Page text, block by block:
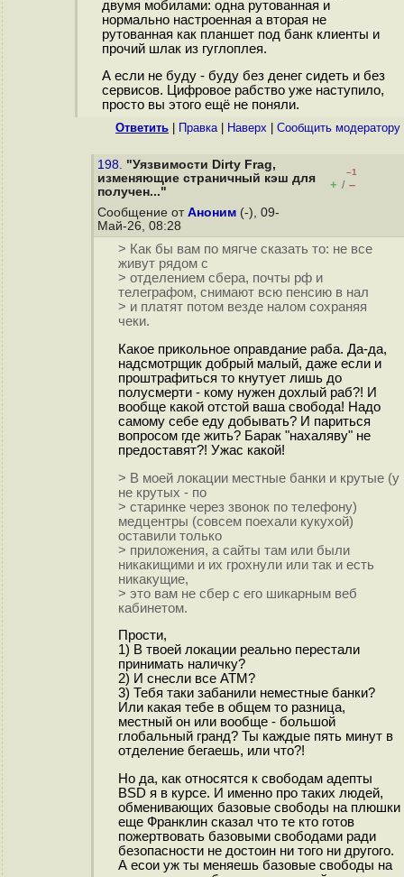
двумя мобилами: одна рутованная и
нормально настроенная а вторая не
рутованная как планшет под банк клиенты и
прочий шлак из гуглоплея.
А если не буду - буду без денег сидеть и без
сервисов. Цифровое рабство уже наступило,
просто вы этого ещё не поняли.
Ответить Правка| Наверх Cообщить модератору
198. "Уязвимости Dirty Frag,
изменяющие страничный кэш для
получен..."
–1
+ / –
Сообщение от Аноним (-), 09-
Май-26, 08:28
> Как бы вам по мягче сказать то: не все
живут рядом с
> отделением сбера, почты рф и
телеграфом, снимают всю пенсию в нал
> и платят потом везде налом сохраняя
чеки.
Какое прикольное оправдание раба. Да-да,
надсмотрщик добрый малый, даже если и
проштрафиться то кнутует лишь до
полусмерти - кому нужен дохлый раб?! И
вообще какой отстой ваша свобода! Надо
самому себе еду добывать? И париться
вопросом где жить? Барак "нахаляву" не
предоставят?! Ужас какой!
> В моей локации местные банки и крутые (у
не крутых - по
> старинке через звонок по телефону)
медцентры (совсем поехали кукухой)
оставили только
> приложения, а сайты там или были
никакищими и их грохнули или так и есть
никакущие,
> это вам не сбер с его шикарным веб
кабинетом.
Прости,
1) В твоей локации реально перестали
принимать наличку?
2) И снесли все ATM?
3) Тебя таки забанили неместные банки?
Или какая тебе в общем то разница,
местный он или вообще - большой
глобальный гранд? Ты каждые пять минут в
отделение бегаешь, или что?!
Но да, как относятся к свободам адепты
BSD я в курсе. И именно про таких людей,
обменивающих базовые свободы на плюшки
еще Франклин сказал что те кто готов
пожертвовать базовыми свободами ради
безопасности не достоин ни того ни другого.
А есои уж ты меняешь базовые свободы на